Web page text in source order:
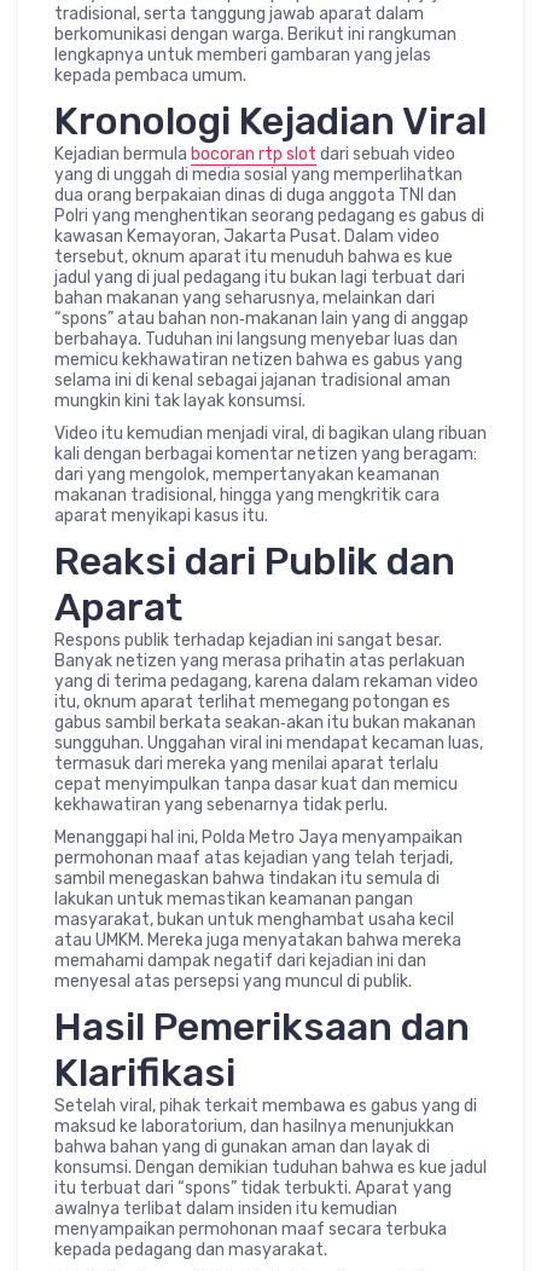
tradisional, serta tanggung jawab aparat dalam
berkomunikasi dengan warga. Berikut ini rangkuman
lengkapnya untuk memberi gambaran yang jelas
kepada pembaca umum.
Kronologi Kejadian Viral
Kejadian bermula bocoran rtp slot dari sebuah video
yang di unggah di media sosial yang memperlihatkan
dua orang berpakaian dinas di duga anggota TNI dan
Polri yang menghentikan seorang pedagang es gabus di
kawasan Kemayoran, Jakarta Pusat. Dalam video
tersebut, oknum aparat itu menuduh bahwa es kue
jadul yang di jual pedagang itu bukan lagi terbuat dari
bahan makanan yang seharusnya, melainkan dari
“spons” atau bahan non‑makanan lain yang di anggap
berbahaya. Tuduhan ini langsung menyebar luas dan
memicu kekhawatiran netizen bahwa es gabus yang
selama ini di kenal sebagai jajanan tradisional aman
mungkin kini tak layak konsumsi.
Video itu kemudian menjadi viral, di bagikan ulang ribuan
kali dengan berbagai komentar netizen yang beragam:
dari yang mengolok, mempertanyakan keamanan
makanan tradisional, hingga yang mengkritik cara
aparat menyikapi kasus itu.
Reaksi dari Publik dan
Aparat
Respons publik terhadap kejadian ini sangat besar.
Banyak netizen yang merasa prihatin atas perlakuan
yang di terima pedagang, karena dalam rekaman video
itu, oknum aparat terlihat memegang potongan es
gabus sambil berkata seakan‑akan itu bukan makanan
sungguhan. Unggahan viral ini mendapat kecaman luas,
termasuk dari mereka yang menilai aparat terlalu
cepat menyimpulkan tanpa dasar kuat dan memicu
kekhawatiran yang sebenarnya tidak perlu.
Menanggapi hal ini, Polda Metro Jaya menyampaikan
permohonan maaf atas kejadian yang telah terjadi,
sambil menegaskan bahwa tindakan itu semula di
lakukan untuk memastikan keamanan pangan
masyarakat, bukan untuk menghambat usaha kecil
atau UMKM. Mereka juga menyatakan bahwa mereka
memahami dampak negatif dari kejadian ini dan
menyesal atas persepsi yang muncul di publik.
Hasil Pemeriksaan dan
Klarifikasi
Setelah viral, pihak terkait membawa es gabus yang di
maksud ke laboratorium, dan hasilnya menunjukkan
bahwa bahan yang di gunakan aman dan layak di
konsumsi. Dengan demikian tuduhan bahwa es kue jadul
itu terbuat dari “spons” tidak terbukti. Aparat yang
awalnya terlibat dalam insiden itu kemudian
menyampaikan permohonan maaf secara terbuka
kepada pedagang dan masyarakat.